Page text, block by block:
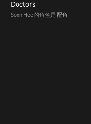
Doctors
Soon Hee 的角色是 配角